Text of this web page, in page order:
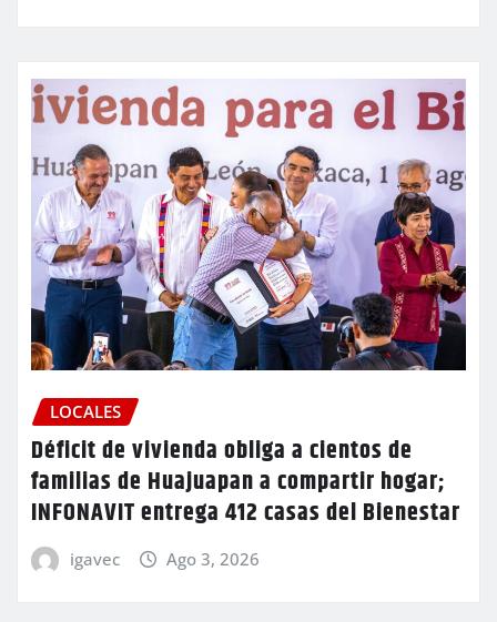
LOCALES
Déficit de vivienda obliga a cientos de
familias de Huajuapan a compartir hogar;
INFONAVIT entrega 412 casas del Bienestar
igavec Ago 3, 2026